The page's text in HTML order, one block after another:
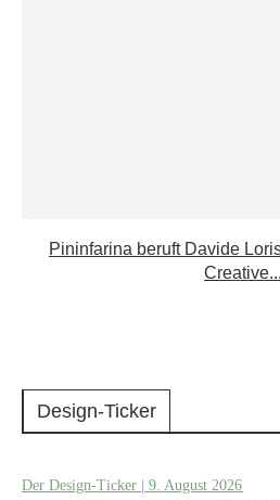
Pininfarina beruft Davide
Creative...
Design-Ticker
Der Design-Ticker | 9. August 2026